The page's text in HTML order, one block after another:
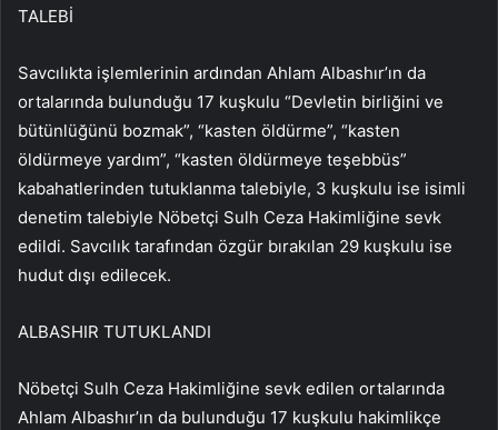
TALEBİ
Savcılıkta işlemlerinin ardından Ahlam Albashır’ın da
ortalarında bulunduğu 17 kuşkulu “Devletin birliğini ve
bütünlüğünü bozmak”, “kasten öldürme”, “kasten
öldürmeye yardım”, “kasten öldürmeye teşebbüs”
kabahatlerinden tutuklanma talebiyle, 3 kuşkulu ise isimli
denetim talebiyle Nöbetçi Sulh Ceza Hakimliğine sevk
edildi. Savcılık tarafından özgür bırakılan 29 kuşkulu ise
hudut dışı edilecek.
ALBASHIR TUTUKLANDI
Nöbetçi Sulh Ceza Hakimliğine sevk edilen ortalarında
Ahlam Albashır’ın da bulunduğu 17 kuşkulu hakimlikçe